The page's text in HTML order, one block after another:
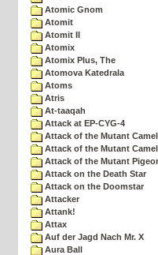
Atomic Gnom
Atomit
Atomit II
Atomix
Atomix Plus, The
Atomova Katedrala
Atoms
Atris
At-taaqah
Attack at EP-CYG-4
Attack of the Mutant
Attack of the Mutant
Attack of the Mutant
Attack on the Death Star
Attack on the Doomstar
Attacker
Attank!
Attax
Auf der Jagd Nach Mr. X
Aura Ball